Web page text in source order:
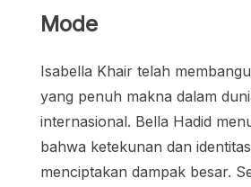
Mode
Isabella Khair telah
yang penuh makna dalam
internasional. Bella Hadid
bahwa ketekunan dan
menciptakan dampak besar.